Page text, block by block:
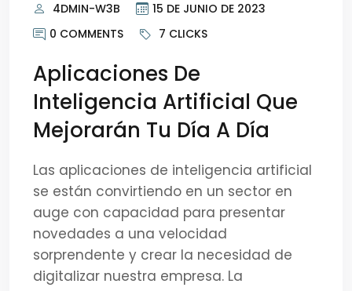
4DMIN-W3B
15 DE JUNIO DE 2023
0 COMMENTS
7 CLICKS
Aplicaciones De
Inteligencia Artificial Que
Mejorarán Tu Día A Día
Las aplicaciones de inteligencia artificial
se están convirtiendo en un sector en
auge con capacidad para presentar
novedades a una velocidad
sorprendente y crear la necesidad de
digitalizar nuestra empresa. La